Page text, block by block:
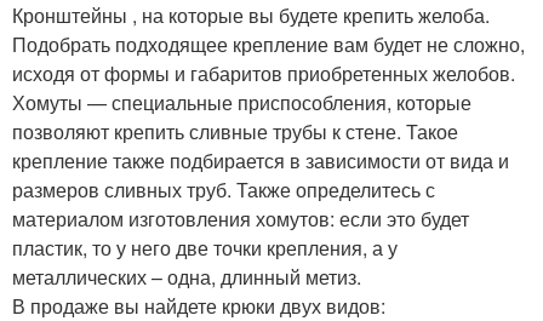
Кронштейны , на которые вы будете крепить желоба.
Подобрать подходящее крепление вам будет не сложно,
исходя от формы и габаритов приобретенных желобов.
Хомуты — специальные приспособления, которые
позволяют крепить сливные трубы к стене. Такое
крепление также подбирается в зависимости от вида и
размеров сливных труб. Также определитесь с
материалом изготовления хомутов: если это будет
пластик, то у него две точки крепления, а у
металлических – одна, длинный метиз.
В продаже вы найдете крюки двух видов: